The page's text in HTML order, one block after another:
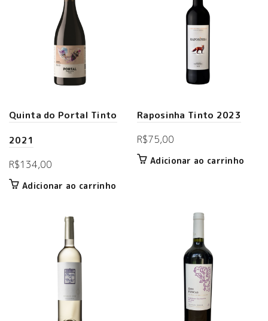
Quinta do Portal Tinto
2021
R$134,00
Adicionar ao carrinho
Raposinha Tinto 2023
R$75,00
Adicionar ao carrinho